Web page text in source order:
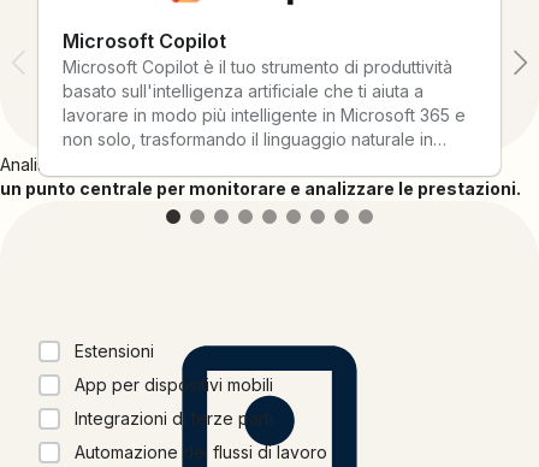
Analisi:
un punto centrale per monitorare e analizzare le prestazioni.
Microsoft Copilot
Microsoft Copilot è il tuo strumento di produttività
basato sull'intelligenza artificiale che ti aiuta a
lavorare in modo più intelligente in Microsoft 365 e
non solo, trasformando il linguaggio naturale in
Estensioni
App per dispositivi mobili
Integrazioni di terze parti
Automazione dei flussi di lavoro